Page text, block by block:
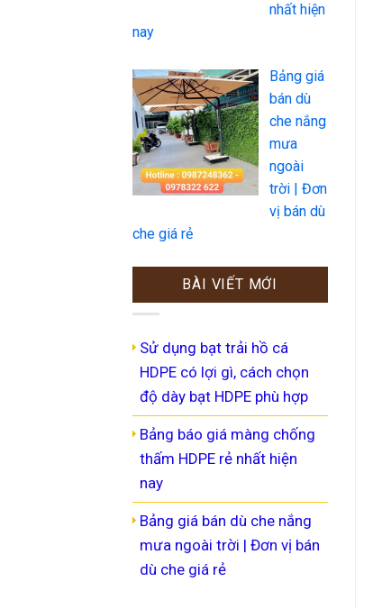
nhất hiện
nay
Bảng giá
bán dù
che nắng
mưa
ngoài
trời | Đơn
vị bán dù
che giá rẻ
BÀI VIẾT MỚI
Sử dụng bạt trải hồ cá
HDPE có lợi gì, cách chọn
độ dày bạt HDPE phù hợp
Bảng báo giá màng chống
thấm HDPE rẻ nhất hiện
nay
Bảng giá bán dù che nắng
mưa ngoài trời | Đơn vị bán
dù che giá rẻ